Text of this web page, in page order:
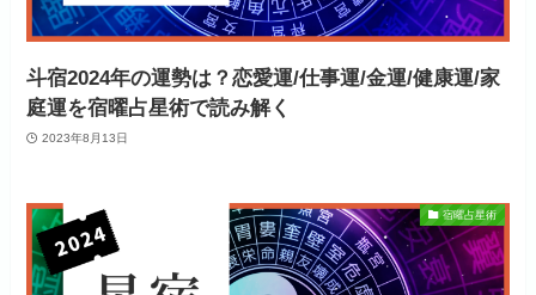
斗宿2024年の運勢は？恋愛運/仕事運/金運/健康運/家
庭運を宿曜占星術で読み解く
2023年8月13日
宿曜占星術